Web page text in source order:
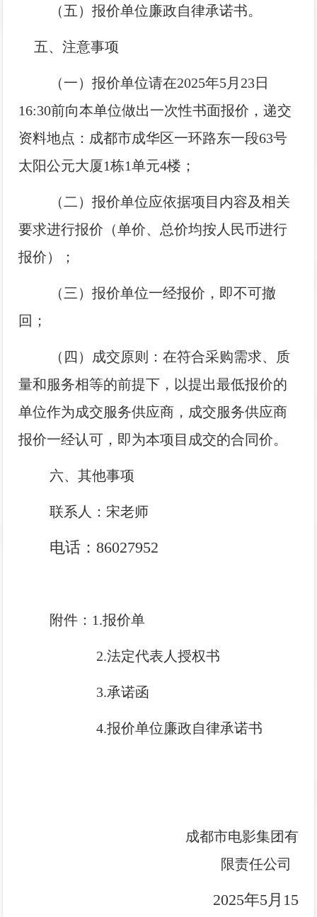
（五）报价单位廉政自律承诺书。
五、注意事项
（一）报价单位请在2025年5月23日
16:30前向本单位做出一次性书面报价，递交
资料地点： 成都市成华区一环路东一段63号
太阳公元大厦1栋1单元4楼；
（二）报价单位应依据项目内容及相关
要求进行报价（单价、总价均按人民币进行
报价）；
（三）报价单位一经报价，即不可撤
回；
（四）成交原则：在符合采购需求、质
量和服务相等的前提下，以提出最低报价的
单位作为成交服务供应商，成交服务供应商
报价一经认可，即为本项目成交的合同价。
六、其他事项
联系人：宋老师
电话：86027952
附件：1.报价单
2.法定代表人授权书
3.承诺函
4.报价单位廉政自律承诺书
成都市电影集团有
限责任公司
2025年5 月 15